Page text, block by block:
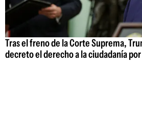
Tras el freno de la Corte Suprema,
decreto el derecho a la ciudadanía